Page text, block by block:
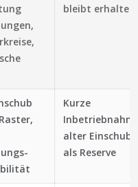
bleibt erhalten
Kurze
alter Einschub
als Reserve